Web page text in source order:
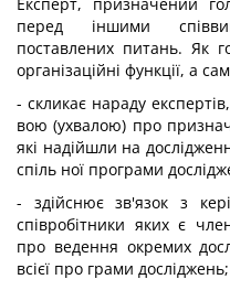
перед іншими
поставлених питань. Як
організаційні функції, а
- скликає нараду
вою (ухвалою) про
які надійшли на
спіль ної програми
- здійснює зв'язок з
співробітники яких є
про ведення окремих
всієї про грами досліджень;